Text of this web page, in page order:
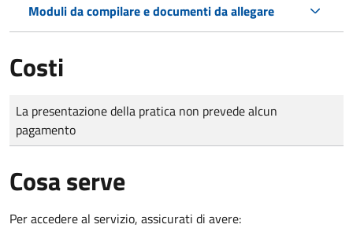
Moduli da compilare e documenti da allegare
Costi
Tipo di pagamento
Importo
La presentazione della pratica non prevede alcun
pagamento
Cosa serve
Per accedere al servizio, assicurati di avere: